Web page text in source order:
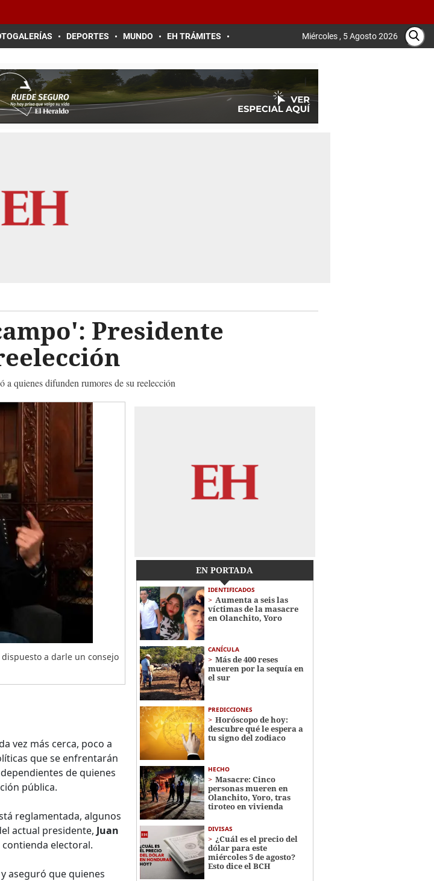
DEPORTES MUNDO EH TRÁMITES Miércoles , 5 Agosto 2026
Presidente
a quienes difunden rumores de su reelección
a darle un consejo
vez más cerca, poco a
que se enfrentarán
de quienes
pública.
reglamentada, algunos
actual presidente, Juan
electoral.
aseguró que quienes
EN PORTADA
IDENTIFICADOS
Aumenta a seis las
víctimas de la masacre
en Olanchito, Yoro
CANÍCULA
Más de 400 reses
mueren por la sequía en
el sur
PREDICCIONES
Horóscopo de hoy:
descubre qué le espera a
tu signo del zodiaco
HECHO
Masacre: Cinco
personas mueren en
Olanchito, Yoro, tras
tiroteo en vivienda
DIVISAS
¿Cuál es el precio del
dólar para este
miércoles 5 de agosto?
Esto dice el BCH